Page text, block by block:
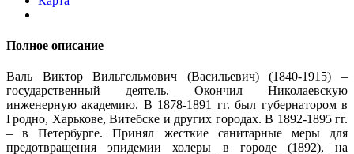
Полное описание
Валь Виктор Вильгельмович (Васильевич) (1840-1915) –
государственный деятель. Окончил Николаевскую
инженерную академию. В 1878-1891 гг. был губернатором в
Гродно, Харькове, Витебске и других городах. В 1892-1895 гг.
– в Петербурге. Принял жесткие санитарные меры для
предотвращения эпидемии холеры в городе (1892), на